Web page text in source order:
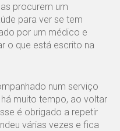
procurem um
para ver se tem
por um médico e
o que está escrito na
num serviço
muito tempo, ao voltar
é obrigado a repetir
várias vezes e fica